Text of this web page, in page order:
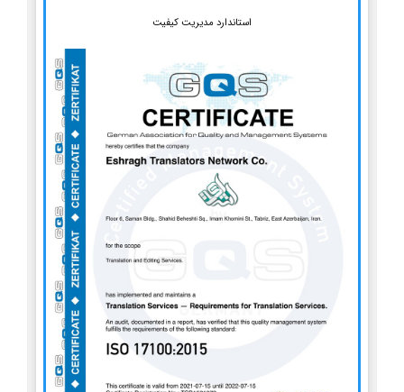
استاندارد مدیریت کیفیت